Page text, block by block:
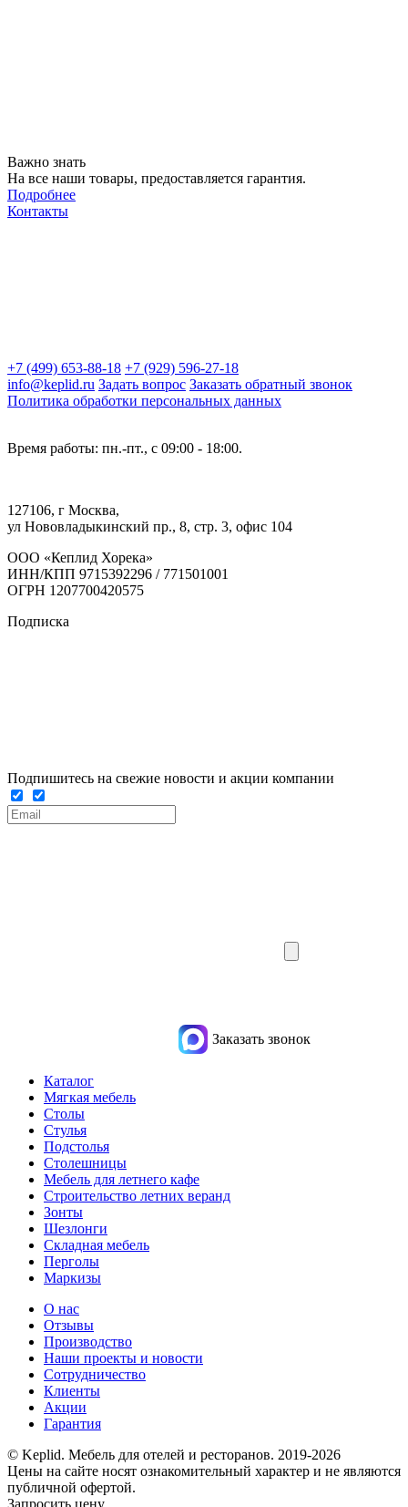
Важно знать
На все наши товары, предоставляется гарантия.
Подробнее
Контакты
+7 (499) 653-88-18 +7 (929) 596-27-18
info@keplid.ru Задать вопрос Заказать обратный звонок
Политика обработки персональных данных
Время работы: пн.-пт., с 09:00 - 18:00.
127106, г Москва,
ул Нововладыкинский пр., 8, стр. 3, офис 104
ООО «Кеплид Хорека»
ИНН/КПП 9715392296 / 771501001
ОГРН 1207700420575
Подписка
Подпишитесь на свежие новости и акции компании
Заказать звонок
Каталог
Мягкая мебель
Столы
Стулья
Подстолья
Столешницы
Мебель для летнего кафе
Строительство летних веранд
Зонты
Шезлонги
Складная мебель
Перголы
Маркизы
О нас
Отзывы
Производство
Наши проекты и новости
Сотрудничество
Клиенты
Акции
Гарантия
© Keplid. Мебель для отелей и ресторанов. 2019-2026
Цены на сайте носят ознакомительный характер и не являются
публичной офертой.